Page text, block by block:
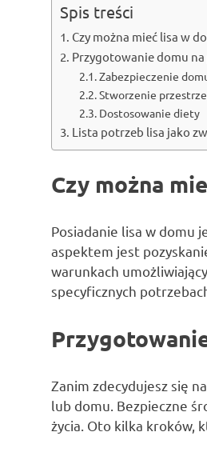
Spis treści
Czy można mieć lisa w
Przygotowanie domu na
Zabezpieczenie
Stworzenie
Dostosowanie diety
Lista potrzeb lisa jako
Czy można
Posiadanie lisa w domu
aspektem jest
warunkach
specyficznych
Zanim zdecydujesz się
lub domu. Bezpieczne
życia. Oto kilka kroków,